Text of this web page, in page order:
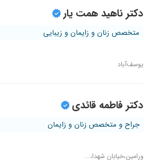
دکتر ناهید همت یار
متخصص زنان و زایمان و زیبایی
یوسف‌آباد
دکتر فاطمه قائدی
جراح و متخصص زنان و زایمان
ورامین،خیابان شهدا،...